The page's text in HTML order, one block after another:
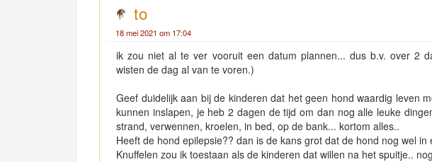
to
18 mei 2021 om 17:04
ik zou niet al te ver vooruit een datum plannen... dus b.v. over 2
wisten de dag al van te voren.)
Geef duidelijk aan bij de kinderen dat het geen hond waardig leven
kunnen inslapen, je heb 2 dagen de tijd om dan nog alle leuke
strand, verwennen, kroelen, in bed, op de bank... kortom alles..
Heeft de hond epilepsie?? dan is de kans grot dat de hond nog wel
Knuffelen zou ik toestaan als de kinderen dat willen na het spuitje..